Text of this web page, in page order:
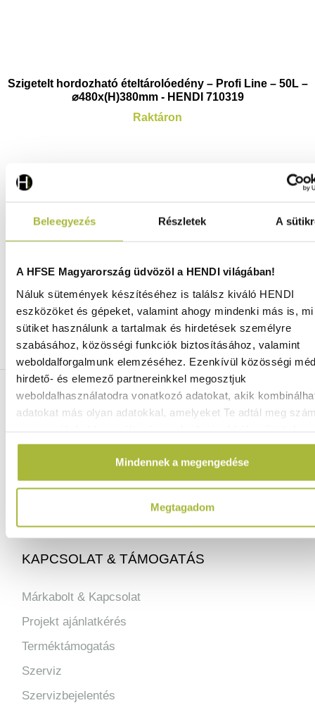
Beleegyezés Részletek A
A HFSE Magyarország üdvözöl a HENDI világában!
Náluk sütemények készítéséhez is találsz kiváló HENDI
eszközöket és gépeket, valamint ahogy mindenki más is,
sütiket használunk a tartalmak és hirdetések személyre
szabásához, közösségi funkciók biztosításához, valamint
weboldalforgalmunk elemzéséhez. Ezenkívül közösségi
hirdető- és elemező partnereinkkel megosztjuk
weboldalhasználatodra vonatkozó adatokat, akik
adatokat más olyan adatokkal, amelyeket Te adtál meg
Mindennek a megengedése
Megtagadom
Szigetelt hordozható ételtárolóedény – Profi Line – 50L –
⌀480x(H)380mm - HENDI 710319
Raktáron
Ingyenes szállítás 25 000 Ft felett
Szállítás akár 1 munkanapon belül
Mindig a legkedvezőbb HENDI árak
Több mint 2000 termék raktáron
ELÉRHETŐSÉGEINK
info@hfse.hu
KAPCSOLAT & TÁMOGATÁS
Márkabolt & Kapcsolat
Projekt ajánlatkérés
Terméktámogatás
Szerviz
Szervizbejelentés